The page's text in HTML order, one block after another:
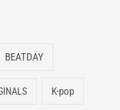
BEATDAY
K-pop